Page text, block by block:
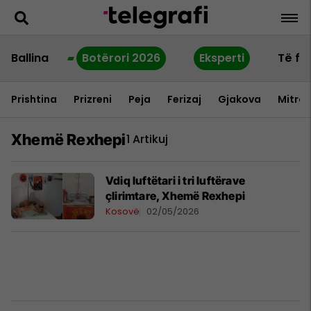
Ballina Botërori 2026 Eksperti Të
Prishtina Prizreni Peja Ferizaj Gjakova
Xhemë Rexhepi1 Artikuj
Vdiq luftëtari i tri luftërave
çlirimtare, Xhemë Rexhepi
Kosovë 02/05/2026